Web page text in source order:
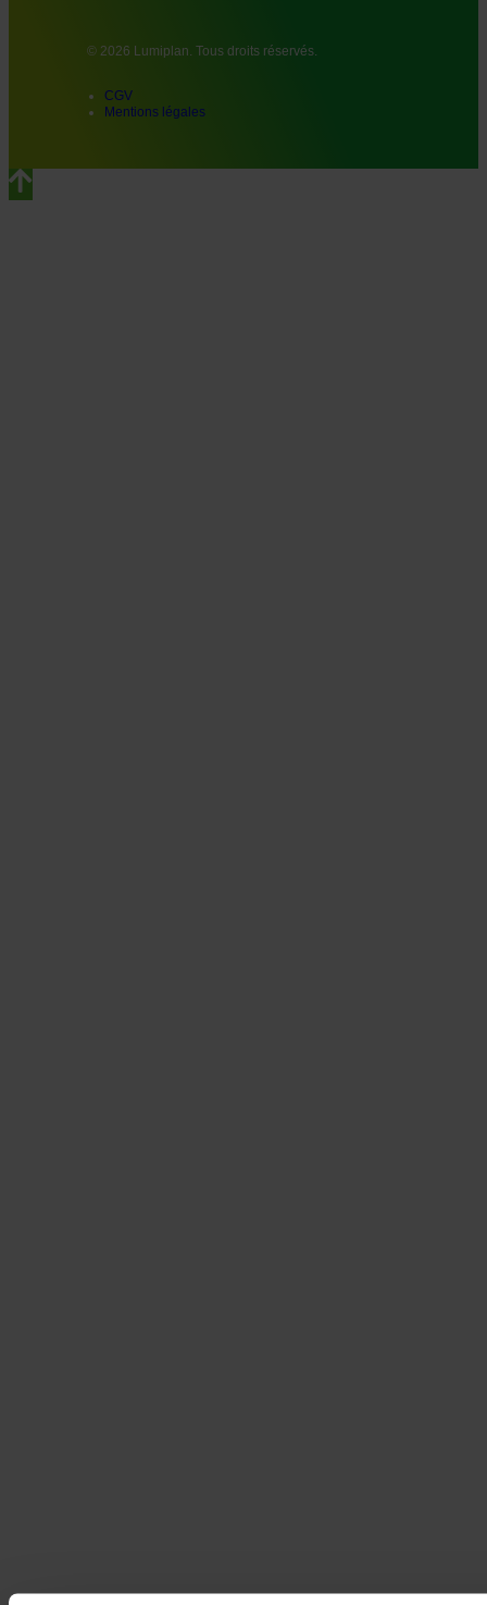
© 2026 Lumiplan. Tous droits réservés.
CGV
Mentions légales